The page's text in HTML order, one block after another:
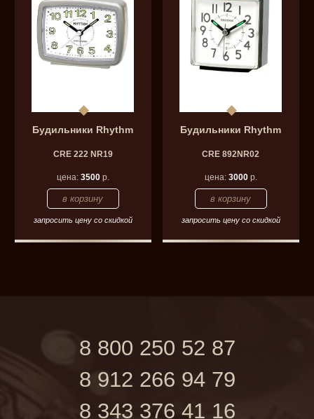
Будильники Rhythm
CRE 222 NR19
цена: 3500р.
запросить цену со скидкой
Будильники Rhythm
CRE 892NR02
цена: 3000р.
запросить цену со скидкой
8 800 250 52 87
8 912 266 94 79
8 343 376 41 16